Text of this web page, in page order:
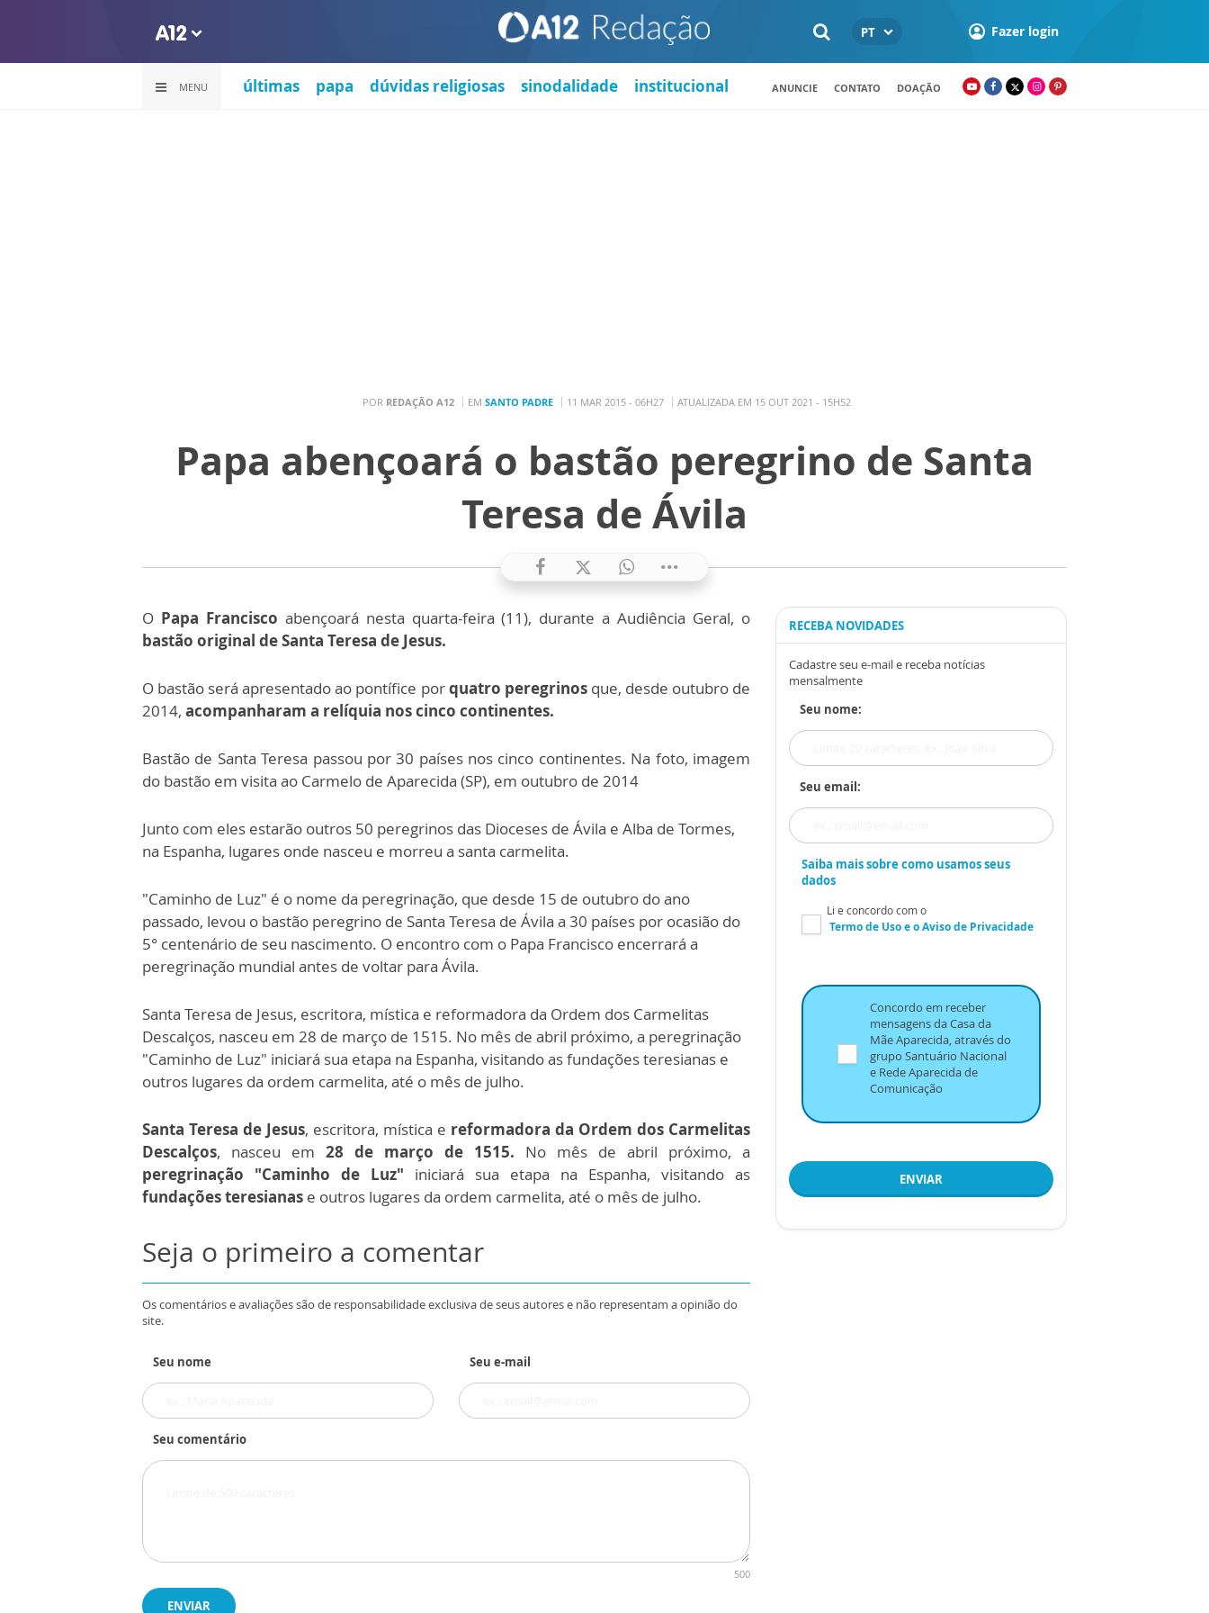
PT Fazer login
MENU últimas papa dúvidas religiosas sinodalidade institucional ANUNCIE CONTATO DOAÇÃO
POR REDAÇÃO A12 EM SANTO PADRE 11 MAR 2015 - 06H27 ATUALIZADA EM 15 OUT 2021 - 15H52
Papa abençoará o bastão peregrino de Santa
Teresa de Ávila
O Papa Francisco abençoará nesta quarta-feira (11), durante a Audiência Geral, o
bastão original de Santa Teresa de Jesus.
O bastão será apresentado ao pontífice porquatro peregrinosque, desde outubro de
2014, acompanharam a relíquia nos cinco continentes.
Bastão de Santa Teresa passou por 30 países nos cinco continentes. Na foto, imagem
do bastão em visita ao Carmelo de Aparecida (SP), em outubro de 2014
Junto com eles estarão outros 50 peregrinos das Dioceses de Ávila e Alba de Tormes,
na Espanha, lugares onde nasceu e morreu a santa carmelita.
"Caminho de Luz" é o nome da peregrinação, que desde 15 de outubro do ano
passado, levou o bastão peregrino de Santa Teresa de Ávila a 30 países por ocasião do
5° centenário de seu nascimento. O encontro com o Papa Francisco encerrará a
peregrinação mundial antes de voltar para Ávila.
Santa Teresa de Jesus, escritora, mística e reformadora da Ordem dos Carmelitas
Descalços, nasceu em 28 de março de 1515. No mês de abril próximo, a peregrinação
"Caminho de Luz" iniciará sua etapa na Espanha, visitando as fundações teresianas e
outros lugares da ordem carmelita, até o mês de julho.
Santa Teresa de Jesus, escritora, mística e reformadora da Ordem dos Carmelitas
Descalços, nasceu em 28 de março de 1515. No mês de abril próximo, a
peregrinação "Caminho de Luz" iniciará sua etapa na Espanha, visitando as
fundações teresianas e outros lugares da ordem carmelita, até o mês de julho.
Seja o primeiro a comentar
Os comentários e avaliações são de responsabilidade exclusiva de seus autores e não representam a opinião do
site.
Seu nome Seu e-mail
Seu comentário
500
ENVIAR
RECEBA NOVIDADES
Cadastre seu e-mail e receba notícias
mensalmente
Seu nome:
Seu email:
Saiba mais sobre como usamos seus
dados
Li e concordo com o
Termo de Usoe oAviso de Privacidade
Concordo em receber
mensagens da Casa da
Mãe Aparecida, através do
grupo Santuário Nacional
e Rede Aparecida de
Comunicação
ENVIAR